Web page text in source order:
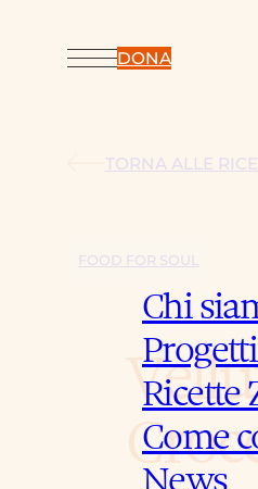
DONA
Chi
Ricette
Come
TORNA ALLE
FOOD FOR SOUL